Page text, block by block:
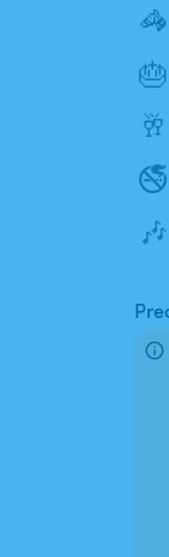
🦓
🎂
🥂
🚭
🎶